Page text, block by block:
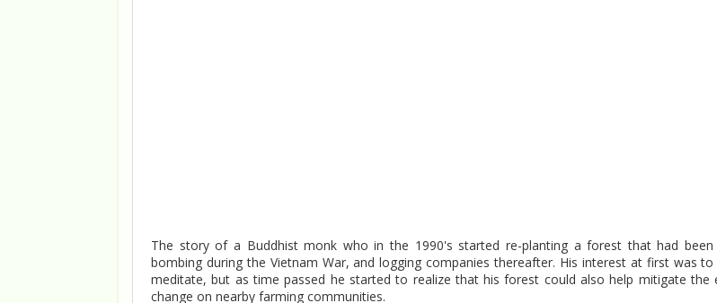
The story of a Buddhist monk who in the 1990's started re-planting a forest that had been
bombing during the Vietnam War, and logging companies thereafter. His interest at first was
meditate, but as time passed he started to realize that his forest could also help mitigate the
change on nearby farming communities.